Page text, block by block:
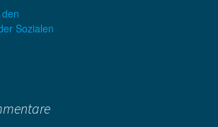
Sozialen